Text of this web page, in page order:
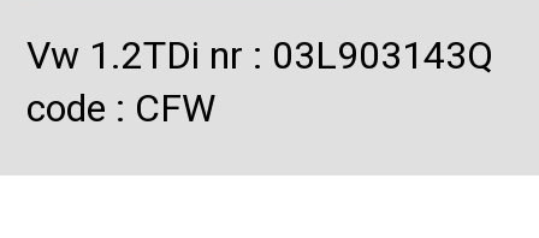
Vw 1.2TDi nr : 03L903143Q
code : CFW